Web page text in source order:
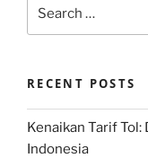
RECENT POSTS
Kenaikan Tarif
Indonesia